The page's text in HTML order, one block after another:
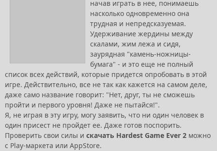
начав играть в нее, понимаешь
насколько одновременно она
трудная и непредсказуемая.
Удерживание жердины между
скалами, жим лежа и сидя,
заурядная "камень-ножницы-
бумага" - и это еще не полный
список всех действий, которые придется опробовать в этой
игре. Действительно, все не так как кажется на самом деле,
даже само название говорит: "Нет, друг, ты не сможешь
пройти и первого уровня! Даже не пытайся!".
Я, не играя в эту игру, могу заявить, что ни один человек в
один присест не пройдет ее. Даже готов поспорить.
Проверить свои силы и скачать Hardest Game Ever 2 можно
с Play-маркета или AppStore.